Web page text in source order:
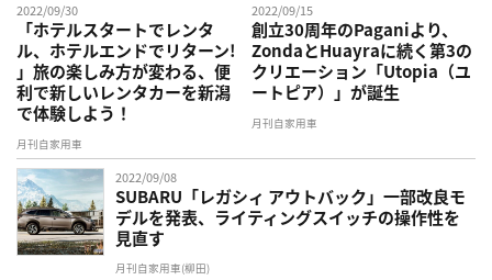
2022/09/30
「ホテルスタートでレンタ
ル、ホテルエンドでリターン!
」旅の楽しみ方が変わる、便
利で新しいレンタカーを新潟
で体験しよう！
月刊自家用車
2022/09/15
創立30周年のPaganiより、
ZondaとHuayraに続く第3の
クリエーション「Utopia（ユ
ートピア）」が誕生
月刊自家用車
2022/09/08
SUBARU「レガシィ アウトバック」一部改良モ
デルを発表、ライティングスイッチの操作性を
見直す
月刊自家用車(柳田)